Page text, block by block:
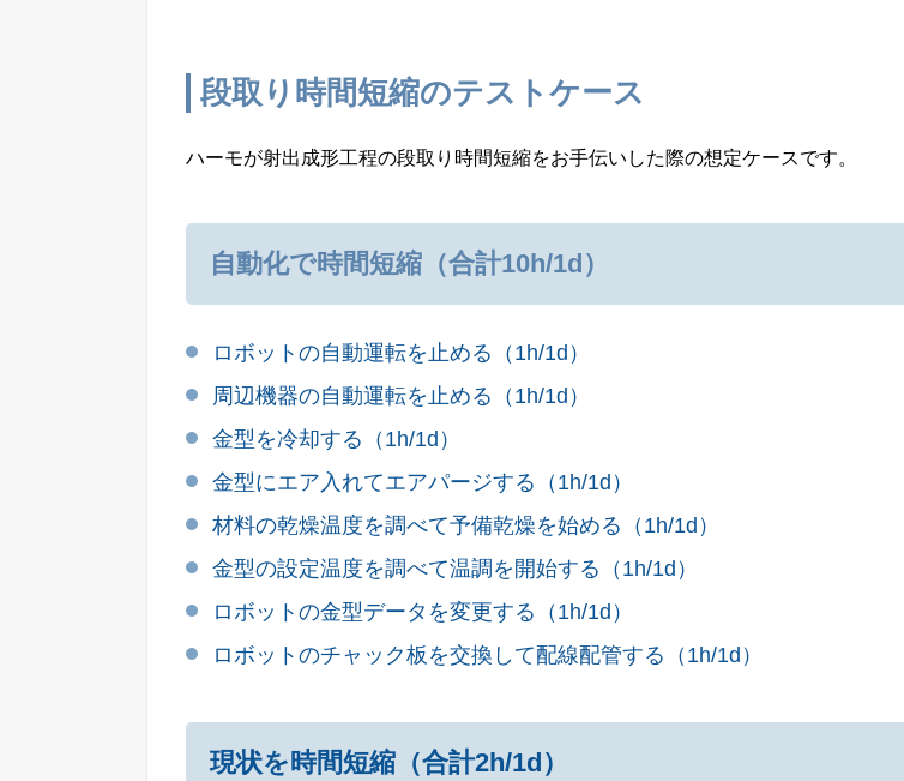
段取り時間短縮のテストケース
ハーモが射出成形工程の段取り時間短縮をお手伝いした際の想定ケースです。
自動化で時間短縮（合計10h/1d）
ロボットの自動運転を止める（1h/1d）
周辺機器の自動運転を止める（1h/1d）
金型を冷却する（1h/1d）
金型にエア入れてエアパージする（1h/1d）
材料の乾燥温度を調べて予備乾燥を始める（1h/1d）
金型の設定温度を調べて温調を開始する（1h/1d）
ロボットの金型データを変更する（1h/1d）
ロボットのチャック板を交換して配線配管する（1h/1d）
現状を時間短縮（合計2h/1d）